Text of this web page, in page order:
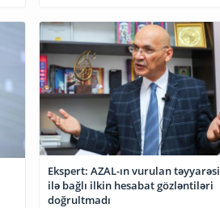
Ekspert: AZAL-ın vurulan təyyarəsi
ilə bağlı ilkin hesabat gözləntiləri
doğrultmadı